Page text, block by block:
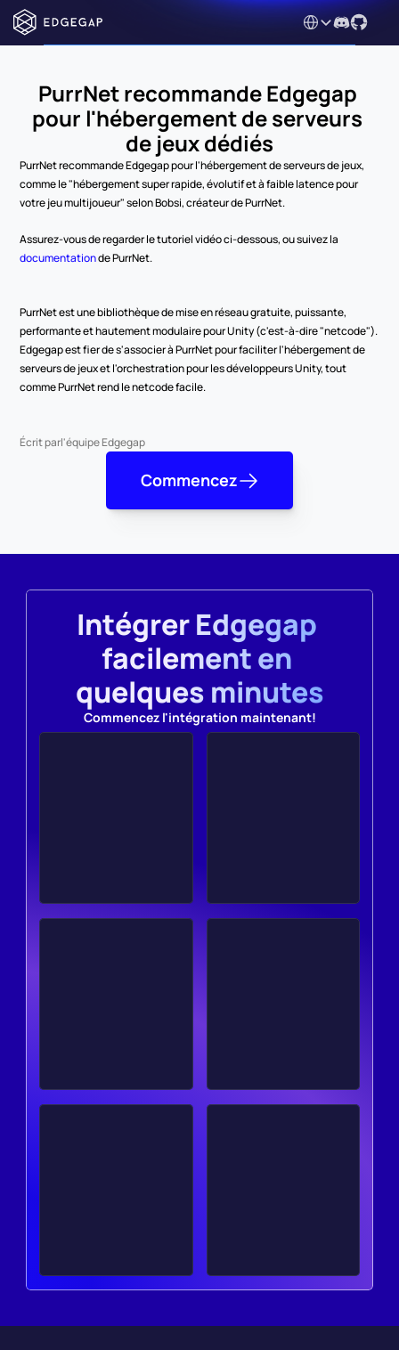
Select Language
PurrNet recommande Edgegap
pour l'hébergement de serveurs
de jeux dédiés
PurrNet recommande Edgegap pour l'hébergement de serveurs de jeux,
comme le "hébergement super rapide, évolutif et à faible latence pour
votre jeu multijoueur" selon Bobsi, créateur de PurrNet.
documentation de PurrNet.
PurrNet est une bibliothèque de mise en réseau gratuite, puissante,
performante et hautement modulaire pour Unity (c'est-à-dire "netcode").
Edgegap est fier de s'associer à PurrNet pour faciliter l'hébergement de
serveurs de jeux et l'orchestration pour les développeurs Unity, tout
comme PurrNet rend le netcode facile.
Écrit parl'équipe Edgegap
Commencez
Intégrer Edgegap
facilement en
quelques minutes
Commencez l'intégration maintenant!